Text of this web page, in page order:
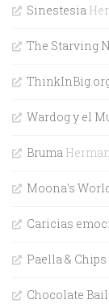
Sinestesia
The Starving
Wardog y el
Bruma
Moona's
Caricias
Paella & Chips
Chocolate